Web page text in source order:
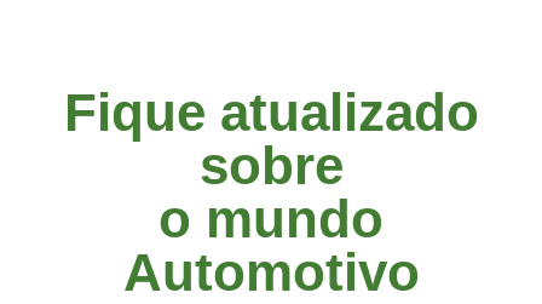
Fique atualizado
sobre
o mundo
Automotivo